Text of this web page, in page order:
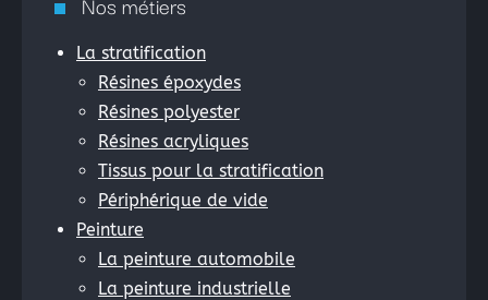
La stratification
Résines époxydes
Résines polyester
Résines acryliques
Tissus pour la stratification
Périphérique de vide
Peinture
La peinture automobile
La peinture industrielle